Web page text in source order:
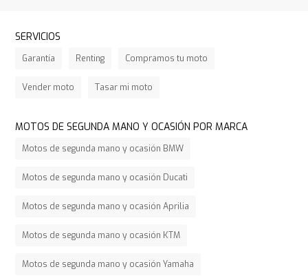
SERVICIOS
Garantía Renting Compramos tu moto
Vender moto Tasar mi moto
MOTOS DE SEGUNDA MANO Y OCASIÓN POR MARCA
Motos de segunda mano y ocasión BMW
Motos de segunda mano y ocasión Ducati
Motos de segunda mano y ocasión Aprilia
Motos de segunda mano y ocasión KTM
Motos de segunda mano y ocasión Yamaha